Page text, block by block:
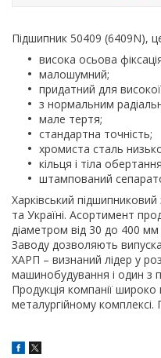
Підшипник 50409 (6409N),
висока осьова
малошумний;
придатний для
з нормальним
мале тертя;
стандартна точність;
хромиста сталь
кільця і тіла
штампований
Харківський
та Україні. Асортимент
діаметром від 30 до 400 мм
Заводу дозволяють
ХАРП – визнаний лідер у
машинобудування і один з
Продукція компанії
металургійному